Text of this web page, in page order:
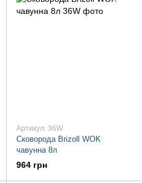
Артикул: 36W
Сковорода Brizoll WOK
чавунна 8л
964 грн